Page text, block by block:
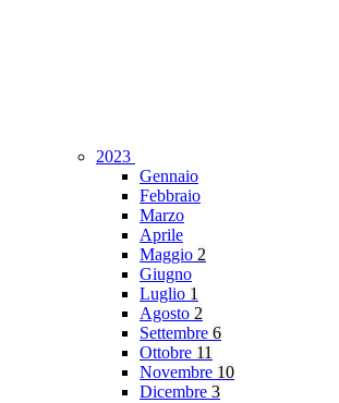
2023
Gennaio
Febbraio
Marzo
Aprile
Maggio 2
Giugno
Luglio 1
Agosto 2
Settembre 6
Ottobre 11
Novembre 10
Dicembre 3